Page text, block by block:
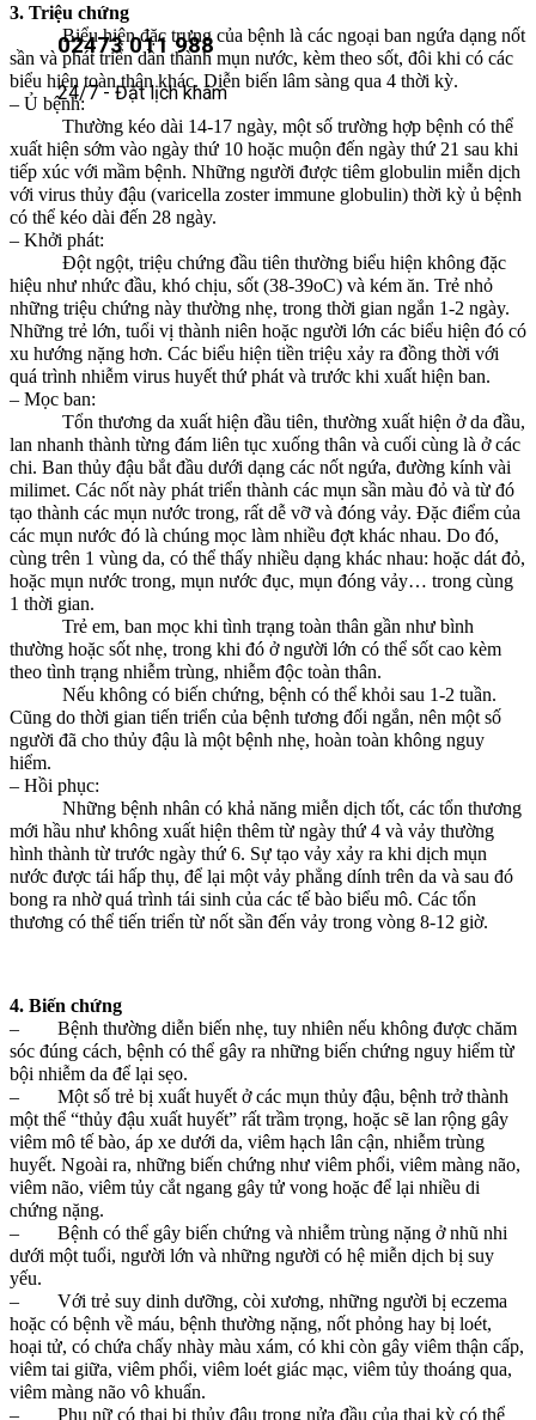
02473 011 988
24/7 - Đặt lịch khám
3. Triệu chứng
Biểu hiện đặc trưng của bệnh là các ngoại ban ngứa dạng nốt
sần và phát triển dần thành mụn nước, kèm theo sốt, đôi khi có các
biểu hiện toàn thân khác. Diễn biến lâm sàng qua 4 thời kỳ.
– Ủ bệnh:
Thường kéo dài 14-17 ngày, một số trường hợp bệnh có thể
xuất hiện sớm vào ngày thứ 10 hoặc muộn đến ngày thứ 21 sau khi
tiếp xúc với mầm bệnh. Những người được tiêm globulin miễn dịch
với virus thủy đậu (varicella zoster immune globulin) thời kỳ ủ bệnh
có thể kéo dài đến 28 ngày.
– Khởi phát:
Đột ngột, triệu chứng đầu tiên thường biểu hiện không đặc
hiệu như nhức đầu, khó chịu, sốt (38-39oC) và kém ăn. Trẻ nhỏ
những triệu chứng này thường nhẹ, trong thời gian ngắn 1-2 ngày.
Những trẻ lớn, tuổi vị thành niên hoặc người lớn các biểu hiện đó có
xu hướng nặng hơn. Các biểu hiện tiền triệu xảy ra đồng thời với
quá trình nhiễm virus huyết thứ phát và trước khi xuất hiện ban.
– Mọc ban:
Tổn thương da xuất hiện đầu tiên, thường xuất hiện ở da đầu,
lan nhanh thành từng đám liên tục xuống thân và cuối cùng là ở các
chi. Ban thủy đậu bắt đầu dưới dạng các nốt ngứa, đường kính vài
milimet. Các nốt này phát triển thành các mụn sần màu đỏ và từ đó
tạo thành các mụn nước trong, rất dễ vỡ và đóng vảy. Đặc điểm của
các mụn nước đó là chúng mọc làm nhiều đợt khác nhau. Do đó,
cùng trên 1 vùng da, có thể thấy nhiều dạng khác nhau: hoặc dát đỏ,
hoặc mụn nước trong, mụn nước đục, mụn đóng vảy… trong cùng
1 thời gian.
Trẻ em, ban mọc khi tình trạng toàn thân gần như bình
thường hoặc sốt nhẹ, trong khi đó ở người lớn có thể sốt cao kèm
theo tình trạng nhiễm trùng, nhiễm độc toàn thân.
Nếu không có biến chứng, bệnh có thể khỏi sau 1-2 tuần.
Cũng do thời gian tiến triển của bệnh tương đối ngắn, nên một số
người đã cho thủy đậu là một bệnh nhẹ, hoàn toàn không nguy
hiểm.
– Hồi phục:
Những bệnh nhân có khả năng miễn dịch tốt, các tổn thương
mới hầu như không xuất hiện thêm từ ngày thứ 4 và vảy thường
hình thành từ trước ngày thứ 6. Sự tạo vảy xảy ra khi dịch mụn
nước được tái hấp thụ, để lại một vảy phẳng dính trên da và sau đó
bong ra nhờ quá trình tái sinh của các tế bào biểu mô. Các tổn
thương có thể tiến triển từ nốt sần đến vảy trong vòng 8-12 giờ.
4. Biến chứng
– Bệnh thường diễn biến nhẹ, tuy nhiên nếu không được chăm
sóc đúng cách, bệnh có thể gây ra những biến chứng nguy hiểm từ
bội nhiễm da để lại sẹo.
– Một số trẻ bị xuất huyết ở các mụn thủy đậu, bệnh trở thành
một thể “thủy đậu xuất huyết” rất trầm trọng, hoặc sẽ lan rộng gây
viêm mô tế bào, áp xe dưới da, viêm hạch lân cận, nhiễm trùng
huyết. Ngoài ra, những biến chứng như viêm phổi, viêm màng não,
viêm não, viêm tủy cắt ngang gây tử vong hoặc để lại nhiều di
chứng nặng.
– Bệnh có thể gây biến chứng và nhiễm trùng nặng ở nhũ nhi
dưới một tuổi, người lớn và những người có hệ miễn dịch bị suy
yếu.
– Với trẻ suy dinh dưỡng, còi xương, những người bị eczema
hoặc có bệnh về máu, bệnh thường nặng, nốt phỏng hay bị loét,
hoại tử, có chứa chấy nhày màu xám, có khi còn gây viêm thận cấp,
viêm tai giữa, viêm phổi, viêm loét giác mạc, viêm tủy thoáng qua,
viêm màng não vô khuẩn.
– Phụ nữ có thai bị thủy đậu trong nửa đầu của thai kỳ có thể